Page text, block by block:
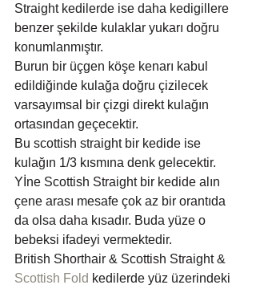
Straight kedilerde ise daha kedigillere
benzer şekilde kulaklar yukarı doğru
konumlanmıştır.
Burun bir üçgen köşe kenarı kabul
edildiğinde kulağa doğru çizilecek
varsayımsal bir çizgi direkt kulağın
ortasından geçecektir.
Bu scottish straight bir kedide ise
kulağın 1/3 kısmına denk gelecektir.
Yİne Scottish Straight bir kedide alın
çene arası mesafe çok az bir orantıda
da olsa daha kısadır. Buda yüze o
bebeksi ifadeyi vermektedir.
British Shorthair & Scottish Straight &
Scottish Fold kedilerde yüz üzerindeki